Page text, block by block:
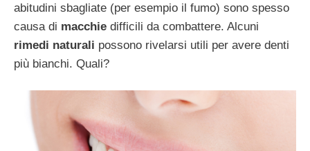
abitudini sbagliate (per esempio il fumo) sono spesso
causa di macchie difficili da combattere. Alcuni
rimedi naturali possono rivelarsi utili per avere denti
più bianchi. Quali?